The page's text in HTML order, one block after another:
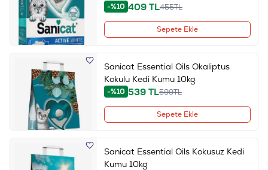
-%10 409TL455TL
Sepete Ekle
Sanicat Essential Oils Okaliptus
Kokulu Kedi Kumu 10kg
-%10 539TL599TL
Sepete Ekle
Sanicat Essential Oils Kokusuz Kedi
Kumu 10kg